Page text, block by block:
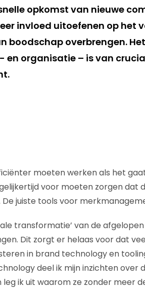
opkomst van nieuwe
invloed uitoefenen op het
boodschap overbrengen.
organisatie – is van
moeten werken als het
voor moeten zorgen dat
juiste tools voor
transformatie’ van de
Dit zorgt er helaas voor dat
in brand technology en
deel ik mijn inzichten over
ik uit waarom ze zonder meer